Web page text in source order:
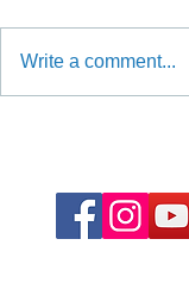
Write a comment...